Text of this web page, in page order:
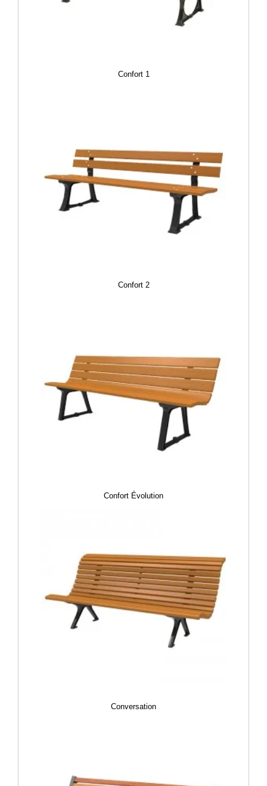
Confort 1
Confort 2
Confort Évolution
Conversation